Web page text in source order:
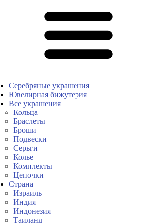
Серебряные украшения
Ювелирная бижутерия
Все украшения
Кольца
Браслеты
Броши
Подвески
Серьги
Колье
Комплекты
Цепочки
Страна
Израиль
Индия
Индонезия
Таиланд